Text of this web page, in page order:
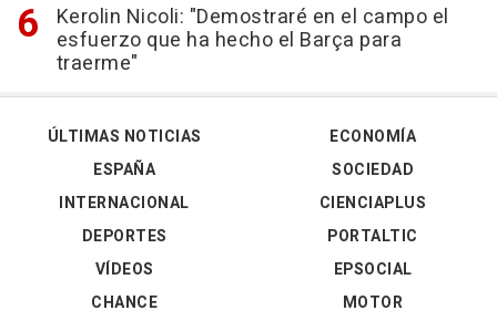
Kerolin Nicoli: "Demostraré en el campo el
esfuerzo que ha hecho el Barça para
traerme"
ÚLTIMAS NOTICIAS
ESPAÑA
INTERNACIONAL
DEPORTES
VÍDEOS
ECONOMÍA
SOCIEDAD
CIENCIAPLUS
PORTALTIC
EPSOCIAL
CHANCE
MOTOR